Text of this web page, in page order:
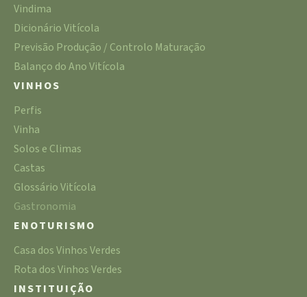
Vindima
Dicionário Vitícola
Previsão Produção / Controlo Maturação
Balanço do Ano Vitícola
VINHOS
Perfis
Vinha
Solos e Climas
Castas
Glossário Vitícola
Gastronomia
ENOTURISMO
Casa dos Vinhos Verdes
Rota dos Vinhos Verdes
INSTITUIÇÃO